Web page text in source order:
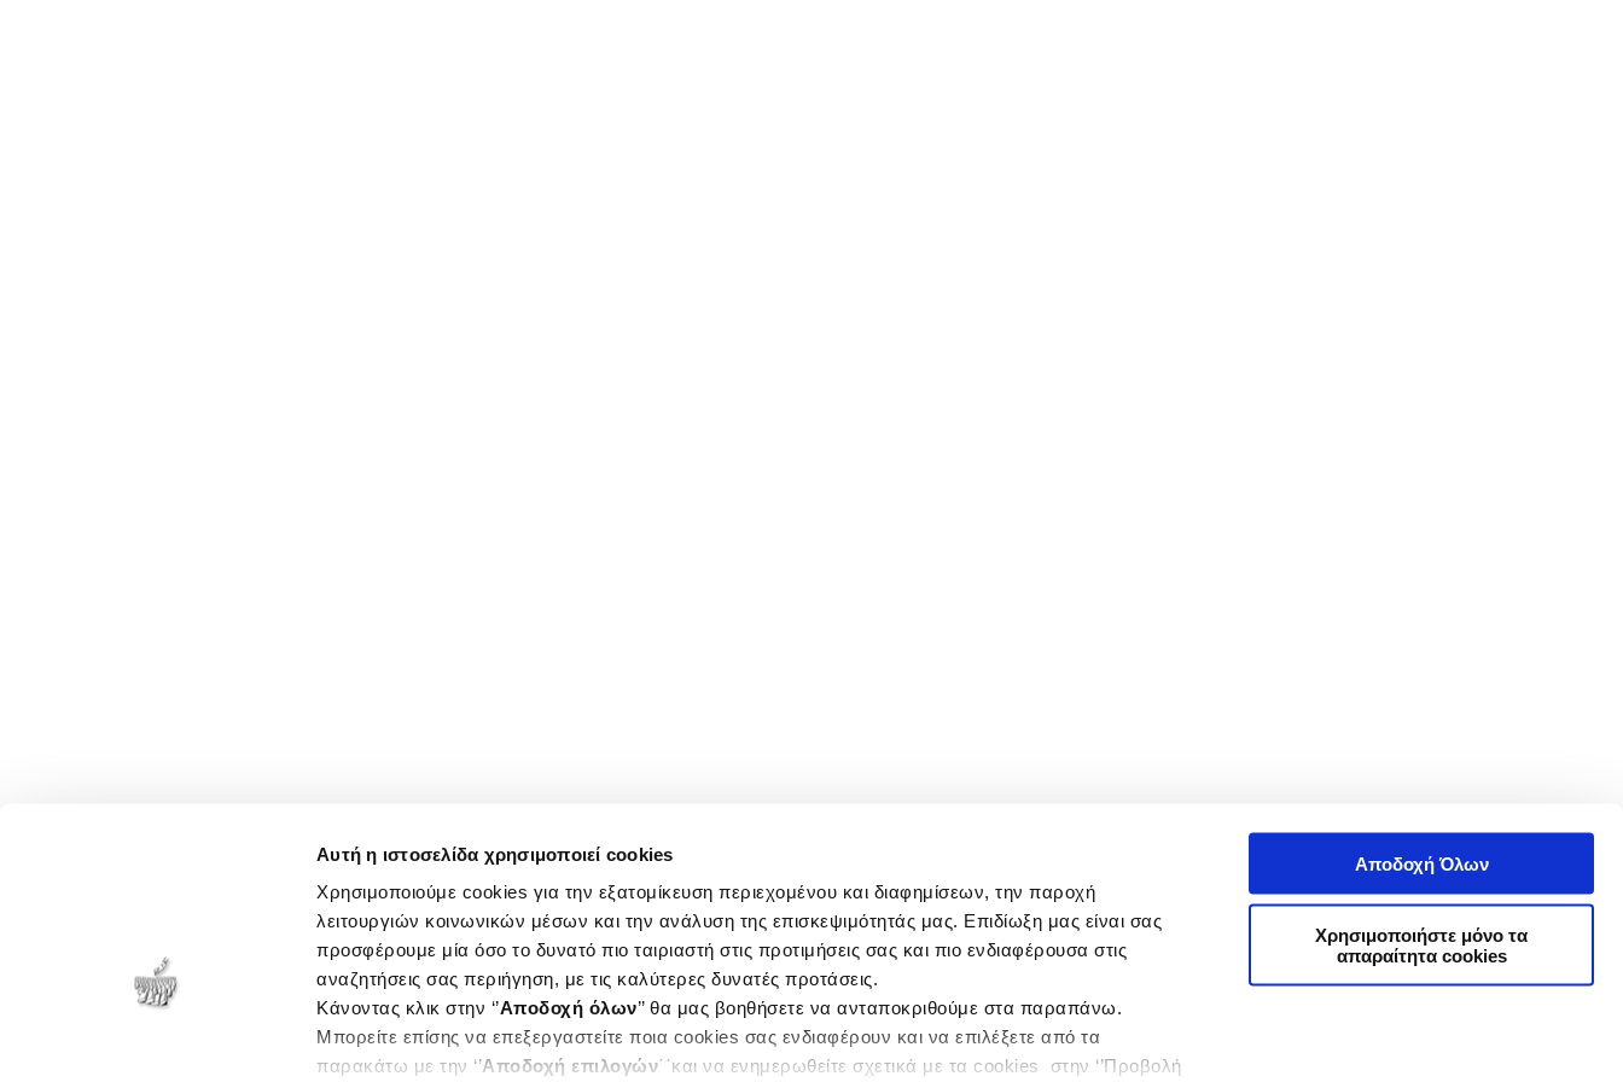
Αυτή η ιστοσελίδα χρησιμοποιεί cookies
Χρησιμοποιούμε cookies για την εξατομίκευση περιεχομένου και διαφημίσεων, την παροχή
λειτουργιών κοινωνικών μέσων και την ανάλυση της επισκεψιμότητάς μας. Επιδίωξη μας είναι σας
προσφέρουμε μία όσο το δυνατό πιο ταιριαστή στις προτιμήσεις σας και πιο ενδιαφέρουσα στις
αναζητήσεις σας περιήγηση, με τις καλύτερες δυνατές προτάσεις.
Κάνοντας κλικ στην ‘’Αποδοχή όλων’’ θα μας βοηθήσετε να ανταποκριθούμε στα παραπάνω.
Μπορείτε επίσης να επεξεργαστείτε ποια cookies σας ενδιαφέρουν και να επιλέξετε από τα
παρακάτω με την ‘’Αποδοχή επιλογών΄΄και να ενημερωθείτε σχετικά με τα cookies στην ‘’Προβολή
Αποδοχή Όλων
Χρησιμοποιήστε μόνο τα
απαραίτητα cookies